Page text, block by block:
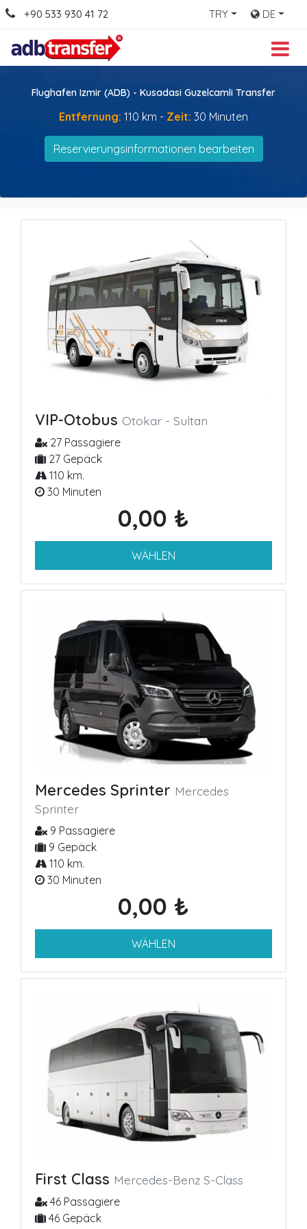
+90 533 930 41 72 TRY DE
Flughafen Izmir (ADB) - Kusadasi Guzelcamli Transfer
Entfernung: 110 km - Zeit: 30 Minuten
Reservierungsinformationen bearbeiten
VIP-Otobus Otokar - Sultan
27 Passagiere
27 Gepäck
110 km.
30 Minuten
0,00 ₺
Mercedes Sprinter Mercedes
Sprinter
9 Passagiere
9 Gepäck
110 km.
30 Minuten
0,00 ₺
First Class Mercedes-Benz S-Class
46 Passagiere
46 Gepäck